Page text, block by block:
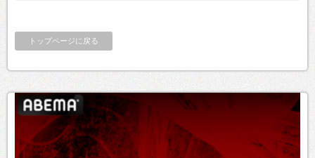
トップページに戻る